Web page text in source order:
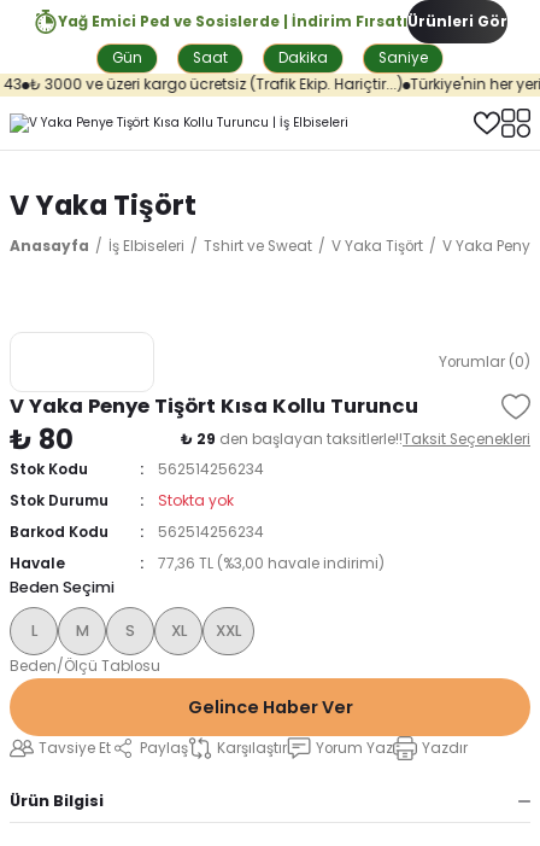
Yağ Emici Ped ve Sosislerde | İndirim Fırsatı
Gün
Saat Dakika Saniye
Ürünleri Gör
₺ 3000 ve üzeri kargo ücretsiz (Trafik Ekip. Hariçtir...) Türkiye'nin her
V Yaka Tişört
Anasayfa İş Elbiseleri Tshirt ve Sweat V Yaka Tişört V Yaka
Yorumlar (0)
V Yaka Penye Tişört Kısa Kollu Turuncu
₺ 80 ₺ 29 den başlayan taksitlerle!!Taksit Seçenekleri
Stok Kodu
562514256234
Stok Durumu
Stokta yok
Barkod Kodu
562514256234
Havale
77,36 TL (%3,00 havale indirimi)
Beden Seçimi
L M S XL XXL
Beden/Ölçü Tablosu
Gelince Haber Ver
Tavsiye Et Paylaş Karşılaştır Yorum Yaz Yazdır
Ürün Bilgisi